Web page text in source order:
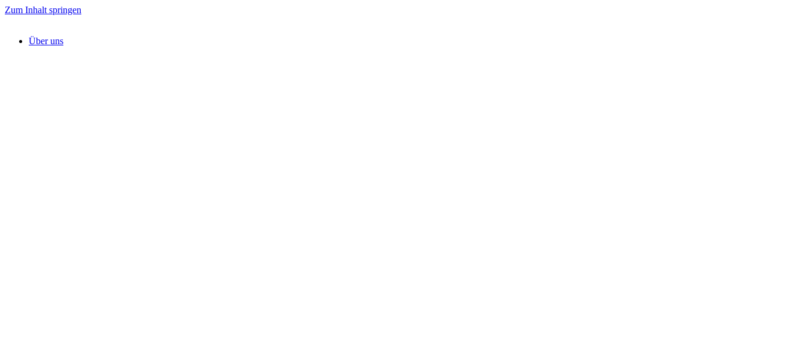
Zum Inhalt springen
Über uns